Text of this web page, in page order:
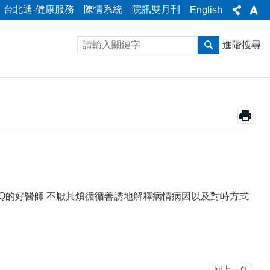
台北通-健康服務 陳情系統 院訊雙月刊 English
進階搜尋
好醫師 不厭其煩循循善誘地解釋病情病因以及對峙方式